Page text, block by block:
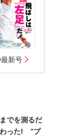
最新号
でを測るだ
わった! “プ